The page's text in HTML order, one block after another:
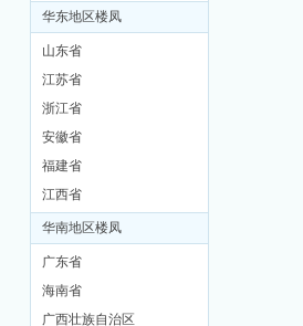
品
华东地区楼凤
山东省
江苏省
浙江省
安徽省
福建省
江西省
华南地区楼凤
广东省
海南省
广西壮族自治区